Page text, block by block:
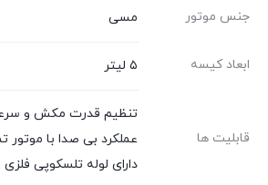
جنس موتور مسی
ابعاد کیسه ۵ لیتر
قابلیت ها
تنظیم قدرت مکش و
عملکرد بی صدا با موتور
دارای لوله تلسکوپی